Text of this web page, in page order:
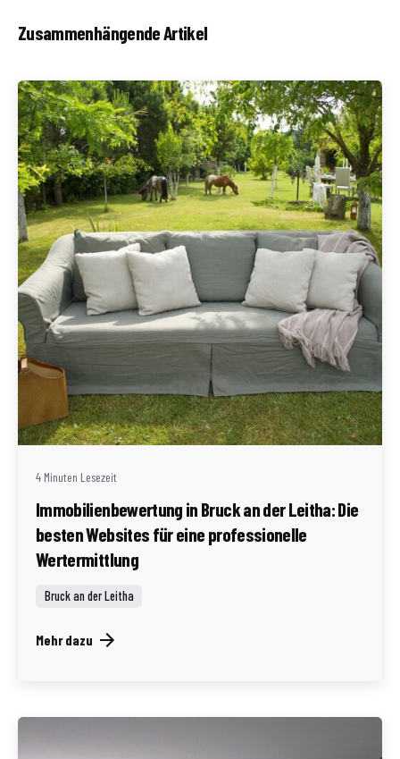
Zusammenhängende Artikel
Geschrieben von
Redaktion Immofragen AT
4 Minuten Lesezeit
Immobilienbewertung in Bruck an der Leitha: Die
besten Websites für eine professionelle
Wertermittlung
Bruck an der Leitha
Mehr dazu